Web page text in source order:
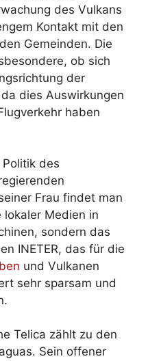
des Vulkans
Kontakt mit den
Gemeinden. Die
ob sich
der
dies Auswirkungen
haben
des
Frau findet man
lokaler Medien in
sondern das
INETER, das für die
und Vulkanen
sehr sparsam und
Telica zählt zu den
Sein offener